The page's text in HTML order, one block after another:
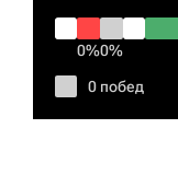
0%0%
0 побед